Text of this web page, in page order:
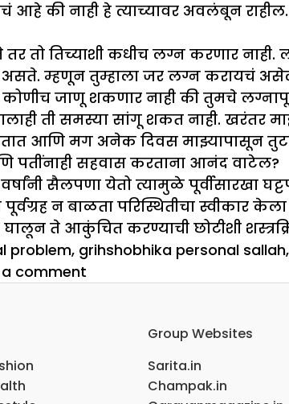
आहे की नाही हे त्याच्यावर अवलंबून
तो तिच्याशी कधीच लग्न करणार
असते. म्हणून तुम्हाला जर लग्न करायचं
कोणीच जाणू शकणार नाही की तुमचे
ती समस्या सांगू शकत नाही. खरंतर मा
आणि मग अनेक दिवस माझ्यापासून
पतींनाही सहवास करताना आनंद वाटेल?
सैलपणा येतो त्यामुळे पूर्वीसारखा
न बाळता परिस्थितीचा स्वीकार
ते आकुंचित करण्याची छोटीशी
problem, grihshobhika personal sallah,
a comment
Group Websites
Sarita.in
Champak.in